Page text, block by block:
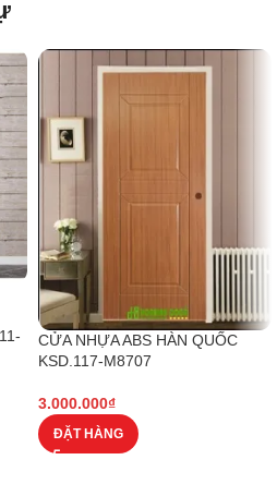
CỬA NHỰA ABS HÀN QUỐC
KSD.117-M8707
3.000.000₫
ĐẶT HÀNG